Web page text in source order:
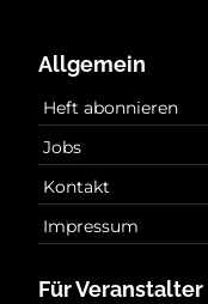
Allgemein
Heft abonnieren
Jobs
Kontakt
Impressum
Für Veranstalter